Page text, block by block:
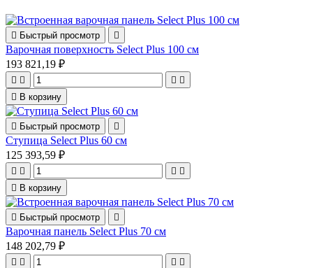
 Быстрый просмотр 
Варочная поверхность Select Plus 100 см
193 821,19 ₽
   
 В корзину
 Быстрый просмотр 
Ступица Select Plus 60 см
125 393,59 ₽
   
 В корзину
 Быстрый просмотр 
Варочная панель Select Plus 70 см
148 202,79 ₽
   